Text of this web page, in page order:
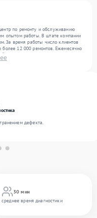
по ремонту и обслуживанию
опытом работы. В штате компании
За время работы число клиентов
12 000 ремонтов. Ежемесячно
включая , , . Мы работаем с
высокий стандарт качества
30 мин
среднее время диагностики
дефекта.